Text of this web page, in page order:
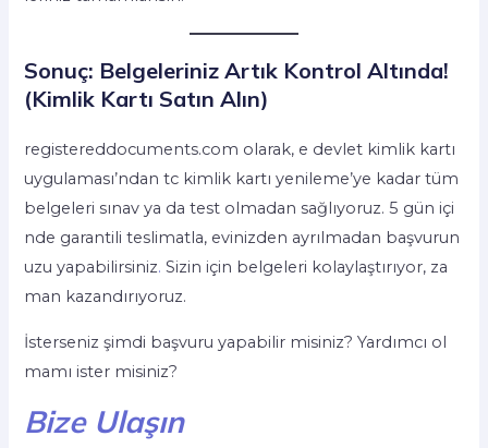
Sonuç: Belgeleriniz Artık Kontrol Altında!
(Kimlik Kartı Satın Alın)
registereddocuments.com olarak, e devlet kimlik kartı
uygulaması’ndan tc kimlik kartı yenileme’ye kadar tüm
belgeleri sınav ya da test olmadan sağlıyoruz. 5 gün içi
nde garantili teslimatla, evinizden ayrılmadan başvurun
uzu yapabilirsiniz.Sizin için belgeleri kolaylaştırıyor, za
man kazandırıyoruz.
İsterseniz şimdi başvuru yapabilir misiniz? Yardımcı ol
mamı ister misiniz?
Bize Ulaşın